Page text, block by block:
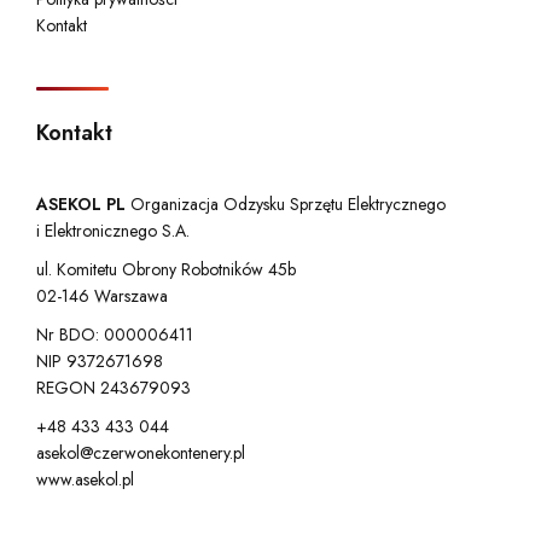
Kontakt
Kontakt
ASEKOL PL Organizacja Odzysku Sprzętu Elektrycznego
i Elektronicznego S.A.
ul. Komitetu Obrony Robotników 45b
02-146 Warszawa
Nr BDO: 000006411
NIP 9372671698
REGON 243679093
+48 433 433 044
asekol@czerwonekontenery.pl
www.asekol.pl